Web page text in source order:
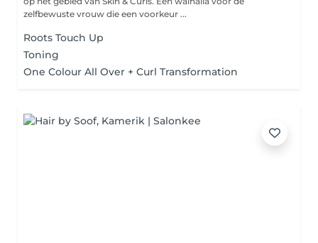
zelfbewuste vrouw die een voorkeur ...
Roots Touch Up
Toning
One Colour All Over + Curl Transformation